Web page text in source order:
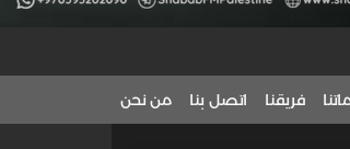
فريقنا اتصل بنا من نحن